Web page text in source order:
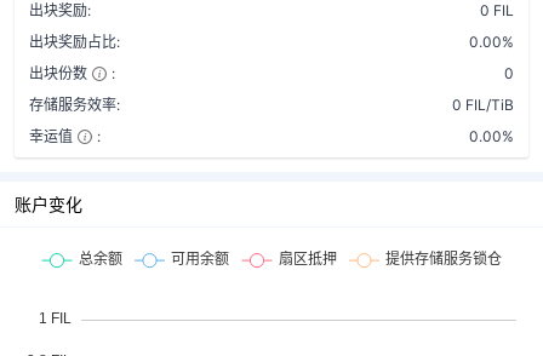
出块奖励:
0 FIL
出块奖励占比:
0.00%
出块份数
:
0
存储服务效率:
0 FIL/TiB
幸运值
: 0.00%
账户变化